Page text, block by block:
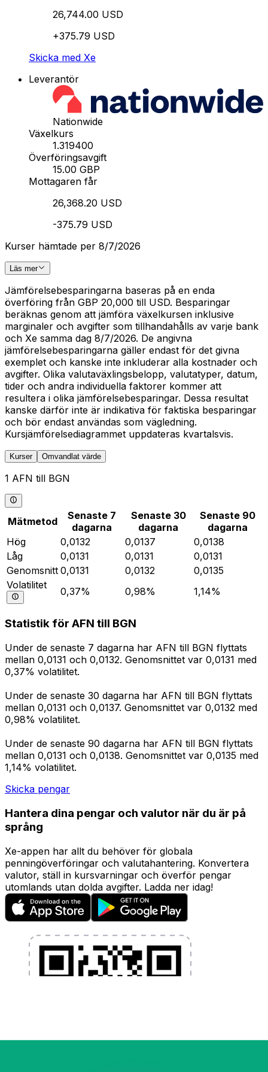
26,744.00 USD
+375.79 USD
Skicka med Xe
Leverantör
Nationwide
Växelkurs
1.319400
Överföringsavgift
15.00 GBP
Mottagaren får
26,368.20 USD
-375.79 USD
Kurser hämtade per 8/7/2026
Läs mer
Jämförelsebesparingarna baseras på en enda
överföring från GBP 20,000 till USD. Besparingar
beräknas genom att jämföra växelkursen inklusive
marginaler och avgifter som tillhandahålls av varje bank
och Xe samma dag 8/7/2026. De angivna
jämförelsebesparingarna gäller endast för det givna
exemplet och kanske inte inkluderar alla kostnader och
avgifter. Olika valutaväxlingsbelopp, valutatyper, datum,
tider och andra individuella faktorer kommer att
resultera i olika jämförelsebesparingar. Dessa resultat
kanske därför inte är indikativa för faktiska besparingar
och bör endast användas som vägledning.
Kursjämförelsediagrammet uppdateras kvartalsvis.
Kurser Omvandlat värde
1 AFN till BGN
Mätmetod
Senaste 7
dagarna
Senaste 30
dagarna
Senaste 90
dagarna
Hög
0,0132 0,0137
0,0138
Låg
0,0131 0,0131
0,0131
Genomsnitt 0,0131 0,0132
0,0135
Volatilitet
0,37% 0,98% 1,14%
Statistik för AFN till BGN
Under de senaste 7 dagarna har AFN till BGN flyttats
mellan 0,0131 och 0,0132. Genomsnittet var 0,0131 med
0,37% volatilitet.
Under de senaste 30 dagarna har AFN till BGN flyttats
mellan 0,0131 och 0,0137. Genomsnittet var 0,0132 med
0,98% volatilitet.
Under de senaste 90 dagarna har AFN till BGN flyttats
mellan 0,0131 och 0,0138. Genomsnittet var 0,0135 med
1,14% volatilitet.
Skicka pengar
Hantera dina pengar och valutor när du är på
språng
Xe-appen har allt du behöver för globala
penningöverföringar och valutahantering. Konvertera
valutor, ställ in kursvarningar och överför pengar
utomlands utan dolda avgifter. Ladda ner idag!